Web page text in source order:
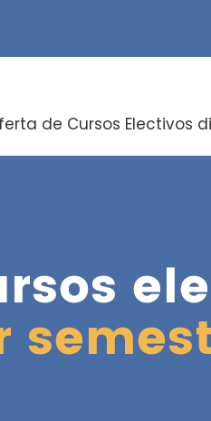
de Cursos Electivos